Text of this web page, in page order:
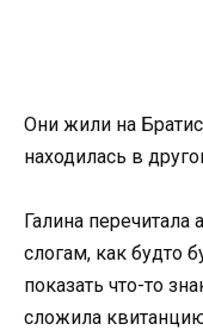
Они жили на
находилась в
Галина
слогам, как будто
показать что-то
сложила